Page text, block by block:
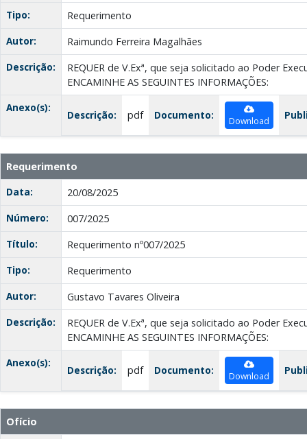
Tipo:
Requerimento
Autor:
Raimundo Ferreira Magalhães
Descrição:
REQUER de V.Exª, que seja solicitado ao Poder
ENCAMINHE AS SEGUINTES INFORMAÇÕES:
Anexo(s):
Descrição: pdf Documento: Download
Requerimento
Data:
20/08/2025
Número:
007/2025
Título:
Requerimento nº007/2025
Tipo:
Requerimento
Autor:
Gustavo Tavares Oliveira
Descrição:
REQUER de V.Exª, que seja solicitado ao Poder
ENCAMINHE AS SEGUINTES INFORMAÇÕES:
Anexo(s):
Descrição: pdf Documento: Download
Ofício